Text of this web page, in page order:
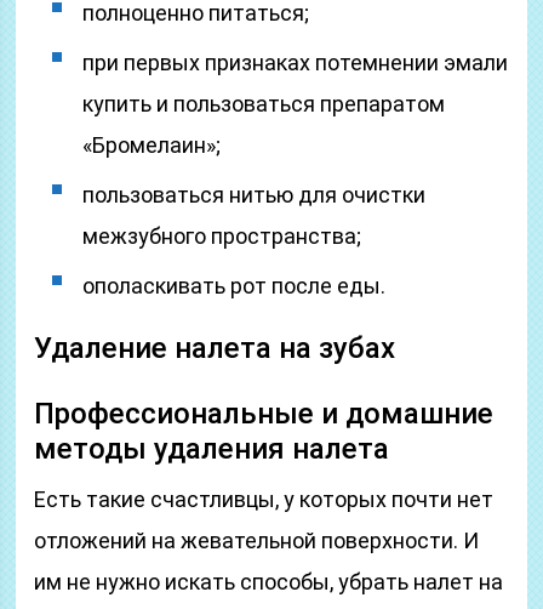
полноценно питаться;
при первых признаках потемнении эмали
купить и пользоваться препаратом
«Бромелаин»;
пользоваться нитью для очистки
межзубного пространства;
ополаскивать рот после еды.
Удаление налета на зубах
Профессиональные и домашние
методы удаления налета
Есть такие счастливцы, у которых почти нет
отложений на жевательной поверхности. И
им не нужно искать способы, убрать налет на